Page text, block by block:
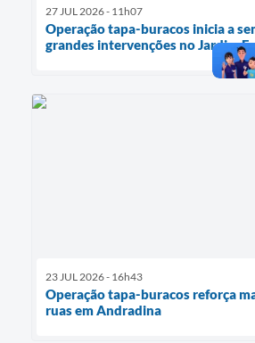
27 JUL 2026 - 11h07
Operação tapa-buracos inicia a
grandes intervenções no Jardim
23 JUL 2026 - 16h43
Operação tapa-buracos reforça
ruas em Andradina